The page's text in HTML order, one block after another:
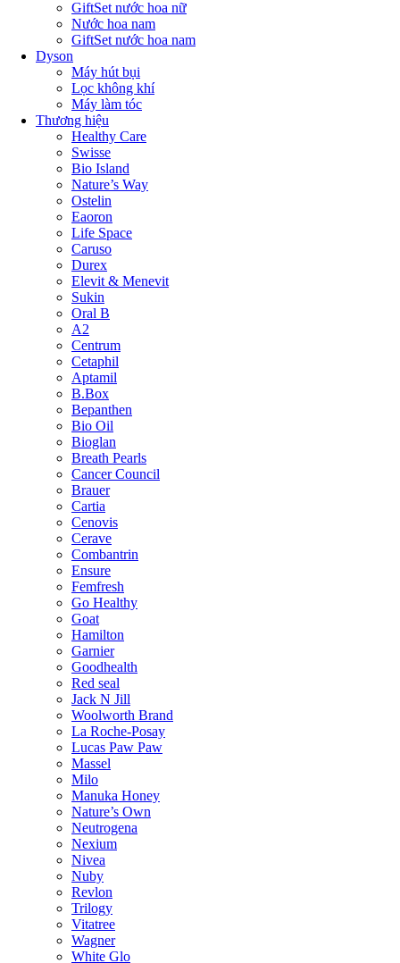
GiftSet nước hoa nữ
Nước hoa nam
GiftSet nước hoa nam
Dyson
Máy hút bụi
Lọc không khí
Máy làm tóc
Thương hiệu
Healthy Care
Swisse
Bio Island
Nature’s Way
Ostelin
Eaoron
Life Space
Caruso
Durex
Elevit & Menevit
Sukin
Oral B
A2
Centrum
Cetaphil
Aptamil
B.Box
Bepanthen
Bio Oil
Bioglan
Breath Pearls
Cancer Council
Brauer
Cartia
Cenovis
Cerave
Combantrin
Ensure
Femfresh
Go Healthy
Goat
Hamilton
Garnier
Goodhealth
Red seal
Jack N Jill
Woolworth Brand
La Roche-Posay
Lucas Paw Paw
Massel
Milo
Manuka Honey
Nature’s Own
Neutrogena
Nexium
Nivea
Nuby
Revlon
Trilogy
Vitatree
Wagner
White Glo